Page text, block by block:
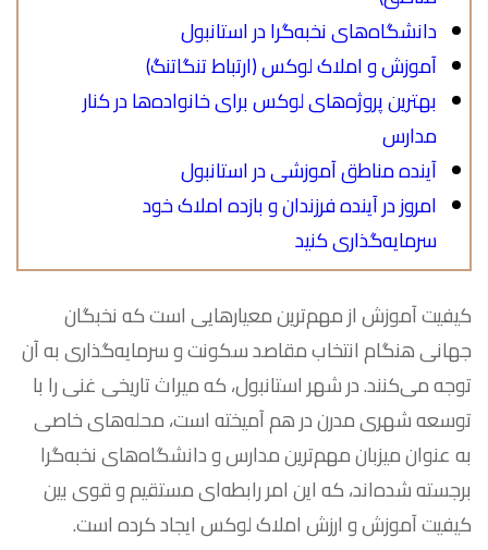
دانشگاه‌های نخبه‌گرا در استانبول
آموزش و املاک لوکس (ارتباط تنگاتنگ)
بهترین پروژه‌های لوکس برای خانواده‌ها در کنار
مدارس
آینده مناطق آموزشی در استانبول
امروز در آینده فرزندان و بازده املاک خود
سرمایه‌گذاری کنید
کیفیت آموزش از مهم‌ترین معیارهایی است که نخبگان
جهانی هنگام انتخاب مقاصد سکونت و سرمایه‌گذاری به آن
توجه می‌کنند. در شهر استانبول، که میراث تاریخی غنی را با
توسعه شهری مدرن در هم آمیخته است، محله‌های خاصی
به عنوان میزبان مهم‌ترین مدارس و دانشگاه‌های نخبه‌گرا
برجسته شده‌اند، که این امر رابطه‌ای مستقیم و قوی بین
کیفیت آموزش و ارزش املاک لوکس ایجاد کرده است.